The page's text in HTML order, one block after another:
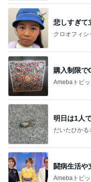
悲しすぎて
クロオフィ
購入制限で
Amebaトピッ
明日は1人
だいたひかる
闘病生活や
Amebaトピッ